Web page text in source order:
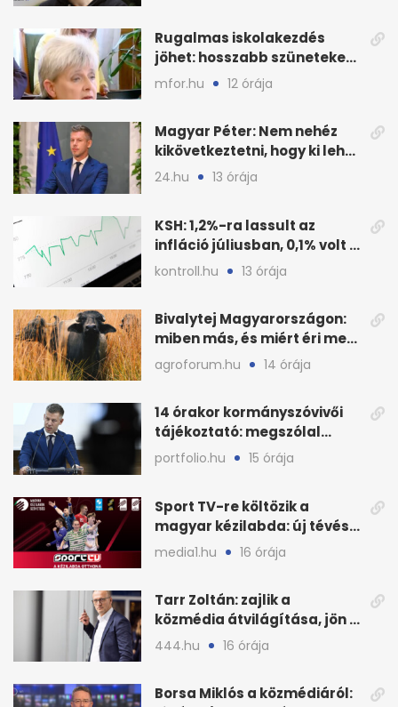
Rugalmas iskolakezdés
jöhet: hosszabb szüneteket
javasolnak szeptembertől
mfor.hu 12 órája
Magyar Péter: Nem nehéz
kikövetkeztetni, hogy ki lehet
a három jelölt
24.hu 13 órája
KSH: 1,2%-ra lassult az
infláció júliusban, 0,1% volt a
havi áresés
kontroll.hu 13 órája
Bivalytej Magyarországon:
miben más, és miért éri meg
feldolgozni?
agroforum.hu 14 órája
14 órakor kormányszóvivői
tájékoztató: megszólal
Magyar Péter is
portfolio.hu 15 órája
Sport TV-re költözik a
magyar kézilabda: új tévés
megállapodás
media1.hu 16 órája
Tarr Zoltán: zajlik a
közmédia átvilágítása, jön a
nyilvános véleményezés
444.hu 16 órája
Borsa Miklós a közmédiáról: